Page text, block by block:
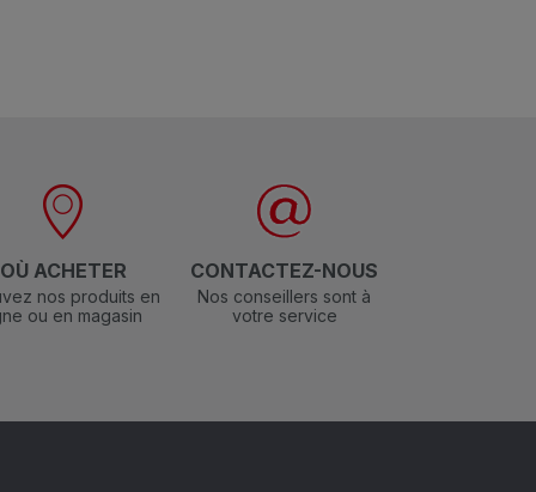
OÙ ACHETER
nos produits en
ou en magasin
CONTACTEZ-NOUS
Nos conseillers sont à
votre service